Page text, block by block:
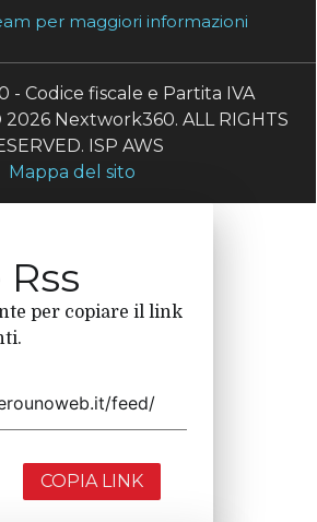
per maggiori informazioni
- Codice fiscale e Partita IVA
Nextwork360. ALL RIGHTS
ISP AWS
Mappa del sito
per copiare il link
COPIA LINK